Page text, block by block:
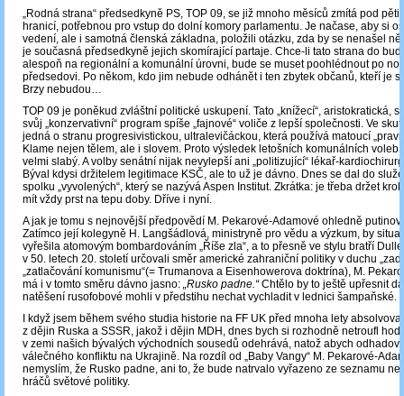
„Rodná strana“ předsedkyně PS, TOP 09, se již mnoho měsíců zmítá pod
hranicí, potřebnou pro vstup do dolní komory parlamentu. Je načase, aby si
vedení, ale i samotná členská základna, položili otázku, zda by se nenašel
je současná předsedkyně jejich skomírající partaje. Chce-li tato strana do
alespoň na regionální a komunální úrovni, bude se muset poohlédnout po
předsedovi. Po někom, kdo jim nebude odhánět i ten zbytek občanů, kteří je
Brzy nebudou…
TOP 09 je poněkud zvláštní politické uskupení. Tato „knížecí“, aristokratická,
svůj „konzervativní“ program spíše „fajnové“ voliče z lepší společnosti. Ve
jedná o stranu progresivistickou, ultralevičáckou, která používá matoucí
Klame nejen tělem, ale i slovem. Proto výsledek letošních komunálních voleb
velmi slabý. A volby senátní nijak nevylepší ani „politizující“ lékař-
Býval kdysi držitelem legitimace KSČ, ale to už je dávno. Dnes se dal do
spolku „vyvolených“, který se nazývá Aspen Institut. Zkrátka: je třeba držet
mít vždy prst na tepu doby. Dříve i nyní.
A jak je tomu s nejnovější předpovědí M. Pekarové-Adamové ohledně
Zatímco její kolegyně H. Langšádlová, ministryně pro vědu a výzkum, by
vyřešila atomovým bombardováním „Říše zla“, a to přesně ve stylu bratří
v 50. letech 20. století určovali směr americké zahraniční politiky v duchu
„zatlačování komunismu“(= Trumanova a Eisenhowerova doktrína), M.
má i v tomto směru dávno jasno: „Rusko padne.“Chtělo by to ještě upřesnit
natěšení rusofobové mohli v předstihu nechat vychladit v lednici šampaňské.
I když jsem během svého studia historie na FF UK před mnoha lety
z dějin Ruska a SSSR, jakož i dějin MDH, dnes bych si rozhodně netroufl
v zemi našich bývalých východních sousedů odehrává, natož abych
válečného konfliktu na Ukrajině. Na rozdíl od „Baby Vangy“ M. Pekarové-
nemyslím, že Rusko padne, ani to, že bude natrvalo vyřazeno ze seznamu
hráčů světové politiky.